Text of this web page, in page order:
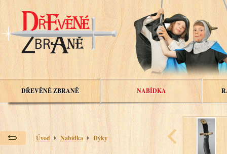
DŘEVĚNÉ ZBRANĚ NABÍDKA
Úvod Nabídka Dýky